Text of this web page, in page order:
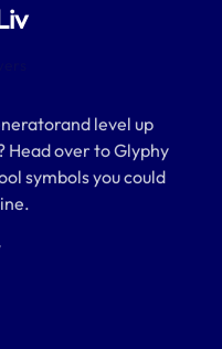
level up
Head over to Glyphy
symbols you could